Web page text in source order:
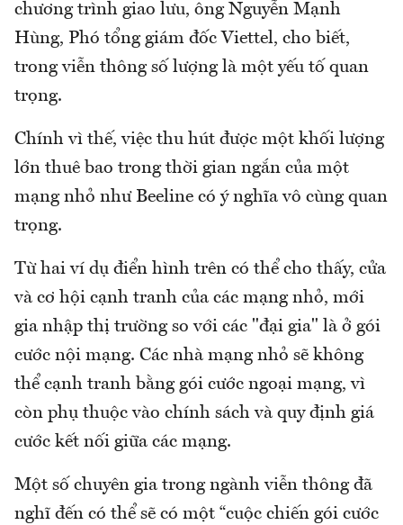
chương trình giao lưu, ông Nguyễn Mạnh
Hùng, Phó tổng giám đốc Viettel, cho biết,
trong viễn thông số lượng là một yếu tố quan
trọng.
Chính vì thế, việc thu hút được một khối lượng
lớn thuê bao trong thời gian ngắn của một
mạng nhỏ như Beeline có ý nghĩa vô cùng quan
trọng.
Từ hai ví dụ điển hình trên có thể cho thấy, cửa
và cơ hội cạnh tranh của các mạng nhỏ, mới
gia nhập thị trường so với các "đại gia" là ở gói
cước nội mạng. Các nhà mạng nhỏ sẽ không
thể cạnh tranh bằng gói cước ngoại mạng, vì
còn phụ thuộc vào chính sách và quy định giá
cước kết nối giữa các mạng.
Một số chuyên gia trong ngành viễn thông đã
nghĩ đến có thể sẽ có một “cuộc chiến gói cước